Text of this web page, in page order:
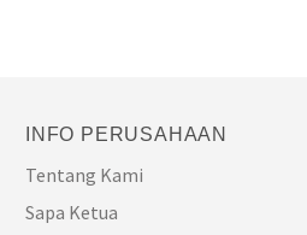
INFO PERUSAHAAN
Tentang Kami
Sapa Ketua